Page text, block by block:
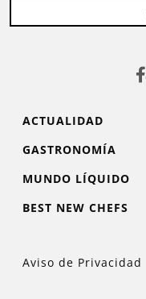
ACTUALIDAD
GASTRONOMÍA
MUNDO LÍQUIDO
BEST NEW CHEFS
Aviso de Privacidad